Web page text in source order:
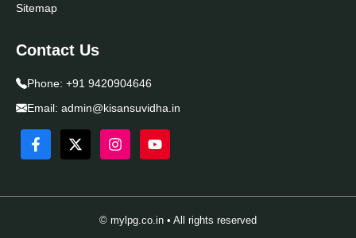
Sitemap
Contact Us
Phone: +91 9420904646
Email: admin@kisansuvidha.in
© mylpg.co.in • All rights reserved